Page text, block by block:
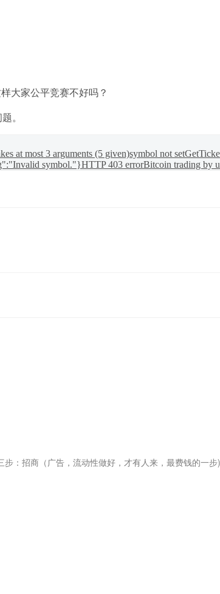
大家公平竞赛不好吗？
。
at most 3 arguments (5 given)symbol not set
symbol."}HTTP 403 errorBitcoin trading by
：招商（广告，流动性做好，才有人来，最费钱的一步)